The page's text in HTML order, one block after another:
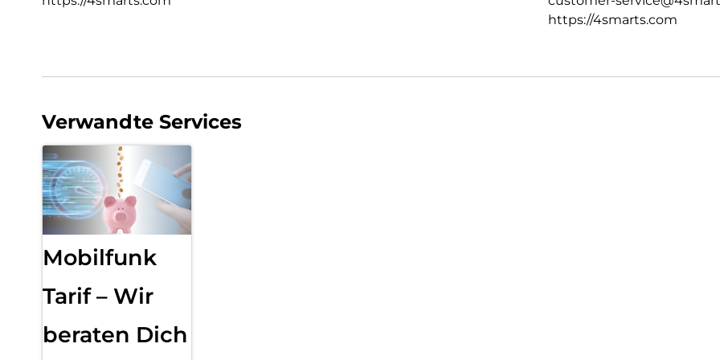
https://4smarts.com
Verwandte Services
Mobilfunk
Tarif – Wir
beraten Dich